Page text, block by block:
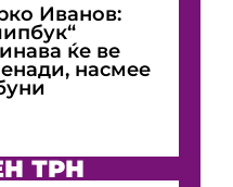
Иванов:
ќе ве
насмее
ТРН